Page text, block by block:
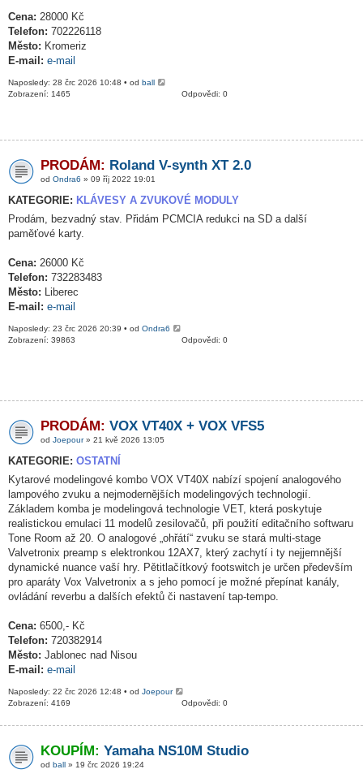
Cena: 28000 Kč
Telefon: 702226118
Město: Kromeriz
E-mail: e-mail
Naposledy: 28 črc 2026 10:48 • od ball
Odpovědi: 0
Zobrazení: 1465
PRODÁM: Roland V-synth XT 2.0
od Ondra6 » 09 říj 2022 19:01
KATEGORIE: KLÁVESY A ZVUKOVÉ MODULY
Prodám, bezvadný stav. Přidám PCMCIA redukci na SD a další
paměťové karty.
Cena: 26000 Kč
Telefon: 732283483
Město: Liberec
E-mail: e-mail
Naposledy: 23 črc 2026 20:39 • od Ondra6
Odpovědi: 0
Zobrazení: 39863
PRODÁM: VOX VT40X + VOX VFS5
od Joepour» 21 kvě 2026 13:05
KATEGORIE: OSTATNÍ
Kytarové modelingové kombo VOX VT40X nabízí spojení analogového
lampového zvuku a nejmodernějších modelingových technologií.
Základem komba je modelingová technologie VET, která poskytuje
realistickou emulaci 11 modelů zesilovačů, při použití editačního softwaru
Tone Room až 20. O analogové „ohřátí“ zvuku se stará multi-stage
Valvetronix preamp s elektronkou 12AX7, který zachytí i ty nejjemnější
dynamické nuance vaší hry. Pětitlačítkový footswitch je určen především
pro aparáty Vox Valvetronix a s jeho pomocí je možné přepínat kanály,
ovládání reverbu a dalších efektů či nastavení tap-tempo.
Cena: 6500,- Kč
Telefon: 720382914
Město: Jablonec nad Nisou
E-mail: e-mail
Naposledy: 22 črc 2026 12:48 • od Joepour
Odpovědi: 0
Zobrazení: 4169
KOUPÍM: Yamaha NS10M Studio
od ball » 19 črc 2026 19:24